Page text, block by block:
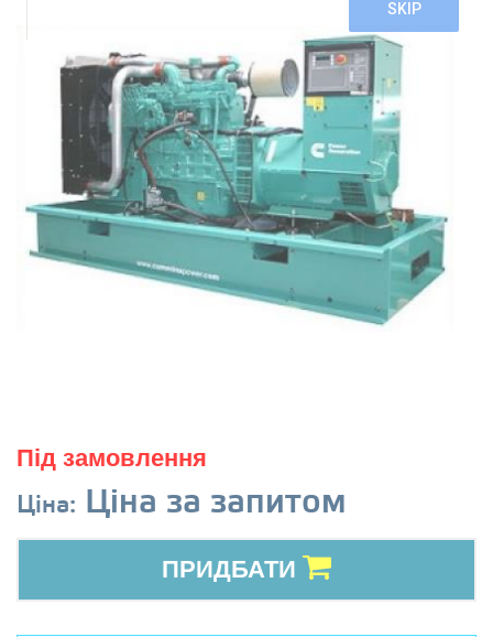
Під замовлення
Ціна: Ціна за запитом
ПРИДБАТИ